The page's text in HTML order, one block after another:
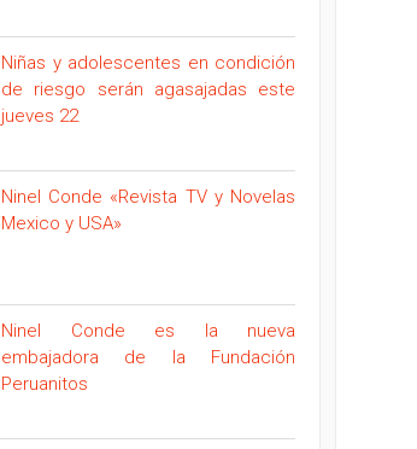
Niñas y adolescentes en condición
de riesgo serán agasajadas este
jueves 22
Ninel Conde «Revista TV y Novelas
Mexico y USA»
Ninel Conde es la nueva
embajadora de la Fundación
Peruanitos